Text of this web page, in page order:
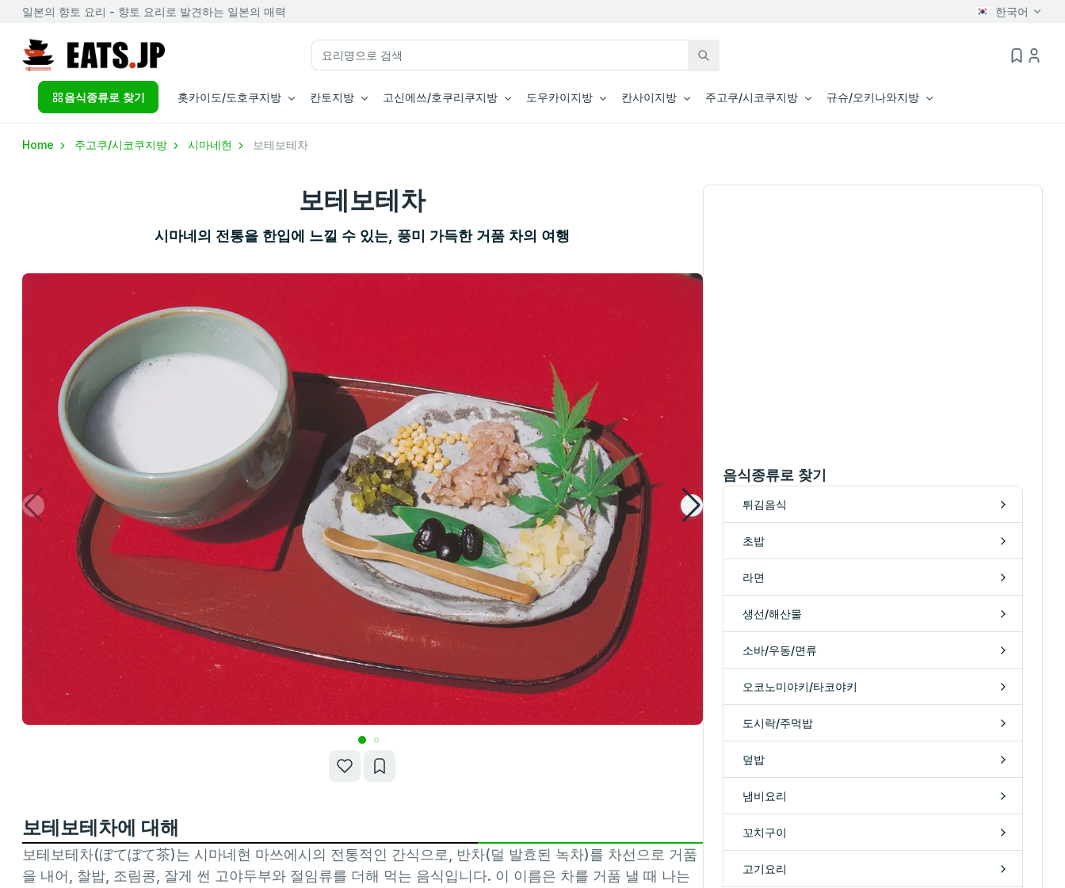
일본의 향토 요리 - 향토 요리로 발견하는 일본의 매력 한국어
음식종류로 찾기 홋카이도/도호쿠지방 칸토지방 고신에쓰/호쿠리쿠지방 도우카이지방 칸사이지방 주고쿠/시코쿠지방 규슈/오키나와지방
Home 주고쿠/시코쿠지방 시마네현 보테보테차
보테보테차
시마네의 전통을 한입에 느낄 수 있는, 풍미 가득한 거품 차의 여행
보테보테차에 대해
보테보테차(ぼてぼて茶)는 시마네현 마쓰에시의 전통적인 간식으로, 반차(덜 발효된 녹차)를 차선으로 거품
을 내어, 찰밥, 조림콩, 잘게 썬 고야두부와 절임류를 더해 먹는 음식입니다. 이 이름은 차를 거품 낼 때 나는
음식종류로 찾기
튀김음식
초밥
라면
생선/해산물
소바/우동/면류
오코노미야키/타코야키
도시락/주먹밥
덮밥
냄비요리
꼬치구이
고기요리